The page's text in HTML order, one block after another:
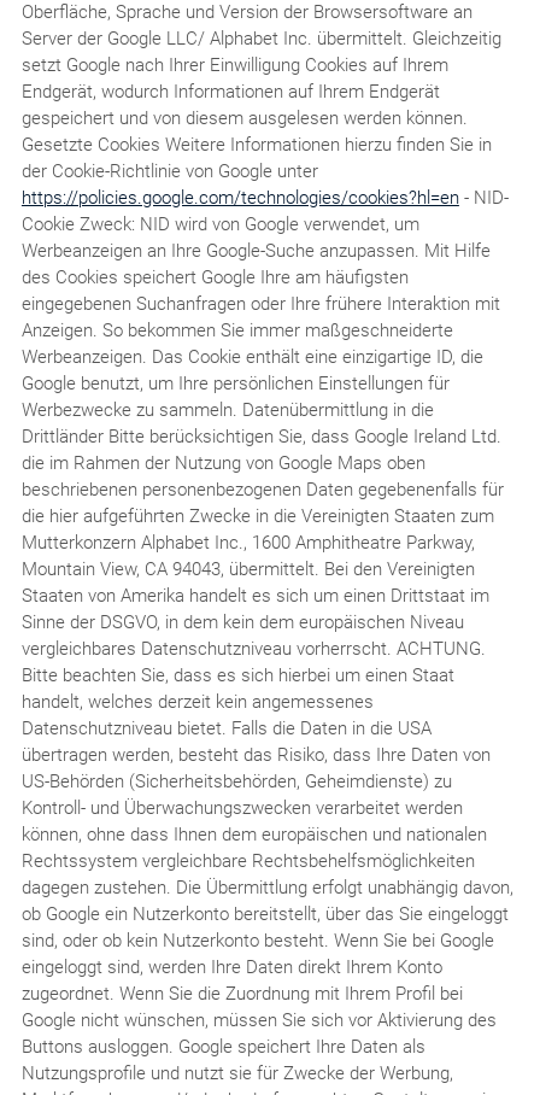
Oberfläche, Sprache und Version der Browsersoftware an
Server der Google LLC/ Alphabet Inc. übermittelt. Gleichzeitig
setzt Google nach Ihrer Einwilligung Cookies auf Ihrem
Endgerät, wodurch Informationen auf Ihrem Endgerät
gespeichert und von diesem ausgelesen werden können.
Gesetzte Cookies Weitere Informationen hierzu finden Sie in
der Cookie-Richtlinie von Google unter
https://policies.google.com/technologies/cookies?hl=en- NID-
Cookie Zweck: NID wird von Google verwendet, um
Werbeanzeigen an Ihre Google-Suche anzupassen. Mit Hilfe
des Cookies speichert Google Ihre am häufigsten
eingegebenen Suchanfragen oder Ihre frühere Interaktion mit
Anzeigen. So bekommen Sie immer maßgeschneiderte
Werbeanzeigen. Das Cookie enthält eine einzigartige ID, die
Google benutzt, um Ihre persönlichen Einstellungen für
Werbezwecke zu sammeln. Datenübermittlung in die
Drittländer Bitte berücksichtigen Sie, dass Google Ireland Ltd.
die im Rahmen der Nutzung von Google Maps oben
beschriebenen personenbezogenen Daten gegebenenfalls für
die hier aufgeführten Zwecke in die Vereinigten Staaten zum
Mutterkonzern Alphabet Inc., 1600 Amphitheatre Parkway,
Mountain View, CA 94043, übermittelt. Bei den Vereinigten
Staaten von Amerika handelt es sich um einen Drittstaat im
Sinne der DSGVO, in dem kein dem europäischen Niveau
vergleichbares Datenschutzniveau vorherrscht. ACHTUNG.
Bitte beachten Sie, dass es sich hierbei um einen Staat
handelt, welches derzeit kein angemessenes
Datenschutzniveau bietet. Falls die Daten in die USA
übertragen werden, besteht das Risiko, dass Ihre Daten von
US-Behörden (Sicherheitsbehörden, Geheimdienste) zu
Kontroll- und Überwachungszwecken verarbeitet werden
können, ohne dass Ihnen dem europäischen und nationalen
Rechtssystem vergleichbare Rechtsbehelfsmöglichkeiten
dagegen zustehen. Die Übermittlung erfolgt unabhängig davon,
ob Google ein Nutzerkonto bereitstellt, über das Sie eingeloggt
sind, oder ob kein Nutzerkonto besteht. Wenn Sie bei Google
eingeloggt sind, werden Ihre Daten direkt Ihrem Konto
zugeordnet. Wenn Sie die Zuordnung mit Ihrem Profil bei
Google nicht wünschen, müssen Sie sich vor Aktivierung des
Buttons ausloggen. Google speichert Ihre Daten als
Nutzungsprofile und nutzt sie für Zwecke der Werbung,